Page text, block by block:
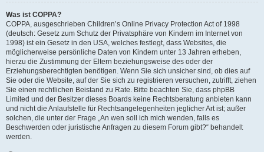
Was ist COPPA?
COPPA, ausgeschrieben Children’s Online Privacy Protection Act of 1998
(deutsch: Gesetz zum Schutz der Privatsphäre von Kindern im Internet von
1998) ist ein Gesetz in den USA, welches festlegt, dass Websites, die
möglicherweise persönliche Daten von Kindern unter 13 Jahren erheben,
hierzu die Zustimmung der Eltern beziehungsweise des oder der
Erziehungsberechtigten benötigen. Wenn Sie sich unsicher sind, ob dies auf
Sie oder die Website, auf der Sie sich zu registrieren versuchen, zutrifft, ziehen
Sie einen rechtlichen Beistand zu Rate. Bitte beachten Sie, dass phpBB
Limited und der Besitzer dieses Boards keine Rechtsberatung anbieten kann
und nicht die Anlaufstelle für Rechtsangelegenheiten jeglicher Art ist; außer
solchen, die unter der Frage „An wen soll ich mich wenden, falls es
Beschwerden oder juristische Anfragen zu diesem Forum gibt?“ behandelt
werden.